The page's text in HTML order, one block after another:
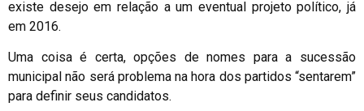
existe desejo em relação a um eventual projeto político, já
em 2016.
Uma coisa é certa, opções de nomes para a sucessão
municipal não será problema na hora dos partidos “sentarem”
para definir seus candidatos.